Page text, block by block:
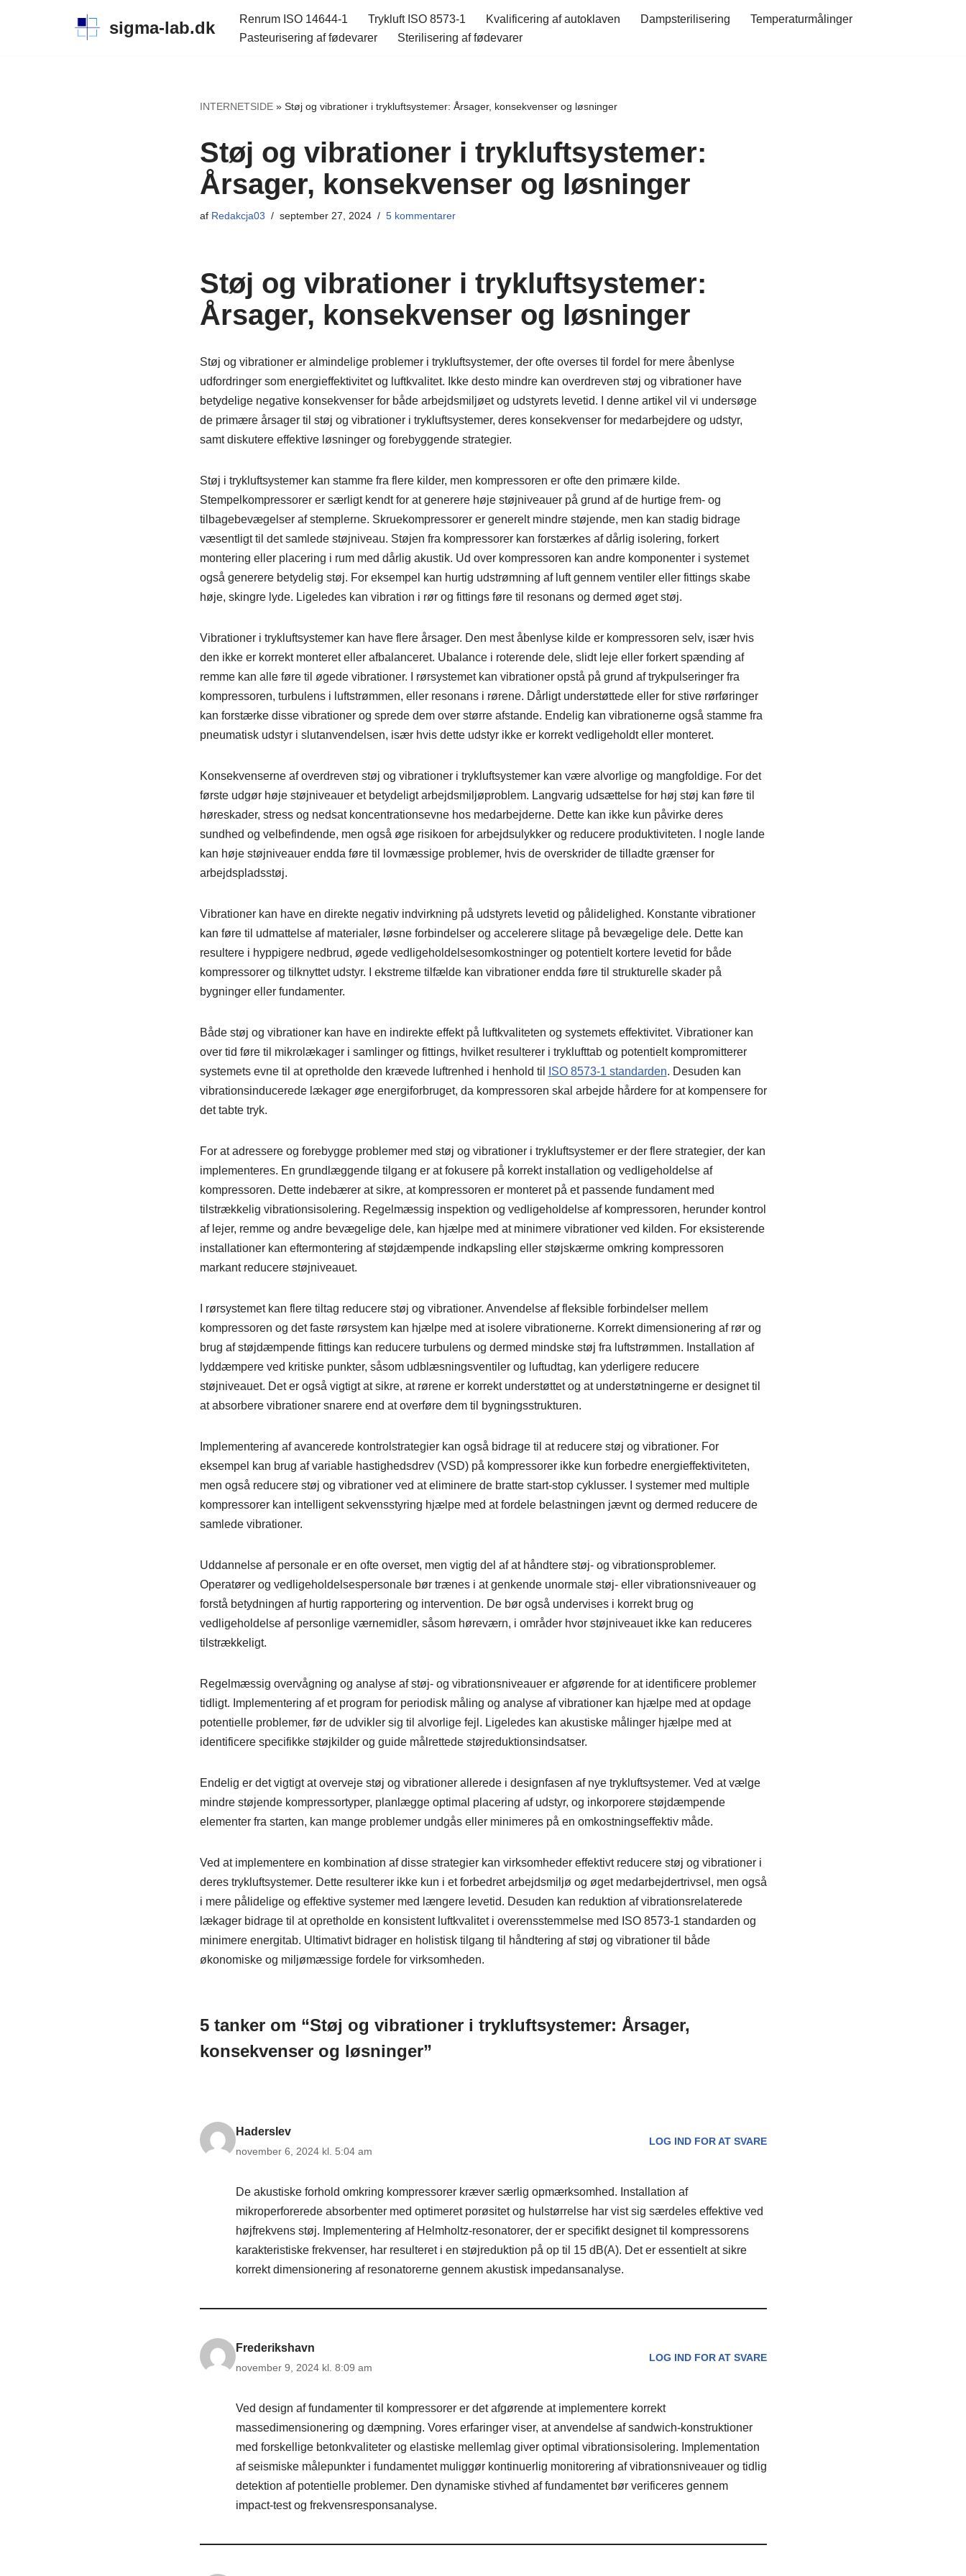
sigma-lab.dk Renrum ISO 14644-1 Trykluft ISO 8573-1 Kvalificering af autoklaven Dampsterilisering
Temperaturmålinger
Pasteurisering af fødevarer
Sterilisering af fødevarer
INTERNETSIDE» Støj og vibrationer i trykluftsystemer: Årsager, konsekvenser og løsninger
Støj og vibrationer i trykluftsystemer:
Årsager, konsekvenser og løsninger
af Redakcja03 september 27, 2024 5 kommentarer
Støj og vibrationer i trykluftsystemer:
Årsager, konsekvenser og løsninger
Støj og vibrationer er almindelige problemer i trykluftsystemer, der ofte overses til fordel for mere åbenlyse
udfordringer som energieffektivitet og luftkvalitet. Ikke desto mindre kan overdreven støj og vibrationer have
betydelige negative konsekvenser for både arbejdsmiljøet og udstyrets levetid. I denne artikel vil vi undersøge
de primære årsager til støj og vibrationer i trykluftsystemer, deres konsekvenser for medarbejdere og udstyr,
samt diskutere effektive løsninger og forebyggende strategier.
Støj i trykluftsystemer kan stamme fra flere kilder, men kompressoren er ofte den primære kilde.
Stempelkompressorer er særligt kendt for at generere høje støjniveauer på grund af de hurtige frem- og
tilbagebevægelser af stemplerne. Skruekompressorer er generelt mindre støjende, men kan stadig bidrage
væsentligt til det samlede støjniveau. Støjen fra kompressorer kan forstærkes af dårlig isolering, forkert
montering eller placering i rum med dårlig akustik. Ud over kompressoren kan andre komponenter i systemet
også generere betydelig støj. For eksempel kan hurtig udstrømning af luft gennem ventiler eller fittings skabe
høje, skingre lyde. Ligeledes kan vibration i rør og fittings føre til resonans og dermed øget støj.
Vibrationer i trykluftsystemer kan have flere årsager. Den mest åbenlyse kilde er kompressoren selv, især hvis
den ikke er korrekt monteret eller afbalanceret. Ubalance i roterende dele, slidt leje eller forkert spænding af
remme kan alle føre til øgede vibrationer. I rørsystemet kan vibrationer opstå på grund af trykpulseringer fra
kompressoren, turbulens i luftstrømmen, eller resonans i rørene. Dårligt understøttede eller for stive rørføringer
kan forstærke disse vibrationer og sprede dem over større afstande. Endelig kan vibrationerne også stamme fra
pneumatisk udstyr i slutanvendelsen, især hvis dette udstyr ikke er korrekt vedligeholdt eller monteret.
Konsekvenserne af overdreven støj og vibrationer i trykluftsystemer kan være alvorlige og mangfoldige. For det
første udgør høje støjniveauer et betydeligt arbejdsmiljøproblem. Langvarig udsættelse for høj støj kan føre til
høreskader, stress og nedsat koncentrationsevne hos medarbejderne. Dette kan ikke kun påvirke deres
sundhed og velbefindende, men også øge risikoen for arbejdsulykker og reducere produktiviteten. I nogle lande
kan høje støjniveauer endda føre til lovmæssige problemer, hvis de overskrider de tilladte grænser for
arbejdspladsstøj.
Vibrationer kan have en direkte negativ indvirkning på udstyrets levetid og pålidelighed. Konstante vibrationer
kan føre til udmattelse af materialer, løsne forbindelser og accelerere slitage på bevægelige dele. Dette kan
resultere i hyppigere nedbrud, øgede vedligeholdelsesomkostninger og potentielt kortere levetid for både
kompressorer og tilknyttet udstyr. I ekstreme tilfælde kan vibrationer endda føre til strukturelle skader på
bygninger eller fundamenter.
Både støj og vibrationer kan have en indirekte effekt på luftkvaliteten og systemets effektivitet. Vibrationer kan
over tid føre til mikrolækager i samlinger og fittings, hvilket resulterer i tryklufttab og potentielt kompromitterer
systemets evne til at opretholde den krævede luftrenhed i henhold til
ISO 8573-1 standarden. Desuden kan
vibrationsinducerede lækager øge energiforbruget, da kompressoren skal arbejde hårdere for at kompensere for
det tabte tryk.
For at adressere og forebygge problemer med støj og vibrationer i trykluftsystemer er der flere strategier, der kan
implementeres. En grundlæggende tilgang er at fokusere på korrekt installation og vedligeholdelse af
kompressoren. Dette indebærer at sikre, at kompressoren er monteret på et passende fundament med
tilstrækkelig vibrationsisolering. Regelmæssig inspektion og vedligeholdelse af kompressoren, herunder kontrol
af lejer, remme og andre bevægelige dele, kan hjælpe med at minimere vibrationer ved kilden. For eksisterende
installationer kan eftermontering af støjdæmpende indkapsling eller støjskærme omkring kompressoren
markant reducere støjniveauet.
I rørsystemet kan flere tiltag reducere støj og vibrationer. Anvendelse af fleksible forbindelser mellem
kompressoren og det faste rørsystem kan hjælpe med at isolere vibrationerne. Korrekt dimensionering af rør og
brug af støjdæmpende fittings kan reducere turbulens og dermed mindske støj fra luftstrømmen. Installation af
lyddæmpere ved kritiske punkter, såsom udblæsningsventiler og luftudtag, kan yderligere reducere
støjniveauet. Det er også vigtigt at sikre, at rørene er korrekt understøttet og at understøtningerne er designet til
at absorbere vibrationer snarere end at overføre dem til bygningsstrukturen.
Implementering af avancerede kontrolstrategier kan også bidrage til at reducere støj og vibrationer. For
eksempel kan brug af variable hastighedsdrev (VSD) på kompressorer ikke kun forbedre energieffektiviteten,
men også reducere støj og vibrationer ved at eliminere de bratte start-stop cyklusser. I systemer med multiple
kompressorer kan intelligent sekvensstyring hjælpe med at fordele belastningen jævnt og dermed reducere de
samlede vibrationer.
Uddannelse af personale er en ofte overset, men vigtig del af at håndtere støj- og vibrationsproblemer.
Operatører og vedligeholdelsespersonale bør trænes i at genkende unormale støj- eller vibrationsniveauer og
forstå betydningen af hurtig rapportering og intervention. De bør også undervises i korrekt brug og
vedligeholdelse af personlige værnemidler, såsom høreværn, i områder hvor støjniveauet ikke kan reduceres
tilstrækkeligt.
Regelmæssig overvågning og analyse af støj- og vibrationsniveauer er afgørende for at identificere problemer
tidligt. Implementering af et program for periodisk måling og analyse af vibrationer kan hjælpe med at opdage
potentielle problemer, før de udvikler sig til alvorlige fejl. Ligeledes kan akustiske målinger hjælpe med at
identificere specifikke støjkilder og guide målrettede støjreduktionsindsatser.
Endelig er det vigtigt at overveje støj og vibrationer allerede i designfasen af nye trykluftsystemer. Ved at vælge
mindre støjende kompressortyper, planlægge optimal placering af udstyr, og inkorporere støjdæmpende
elementer fra starten, kan mange problemer undgås eller minimeres på en omkostningseffektiv måde.
Ved at implementere en kombination af disse strategier kan virksomheder effektivt reducere støj og vibrationer i
deres trykluftsystemer. Dette resulterer ikke kun i et forbedret arbejdsmiljø og øget medarbejdertrivsel, men også
i mere pålidelige og effektive systemer med længere levetid. Desuden kan reduktion af vibrationsrelaterede
lækager bidrage til at opretholde en konsistent luftkvalitet i overensstemmelse med ISO 8573-1 standarden og
minimere energitab. Ultimativt bidrager en holistisk tilgang til håndtering af støj og vibrationer til både
økonomiske og miljømæssige fordele for virksomheden.
5 tanker om “Støj og vibrationer i trykluftsystemer: Årsager,
konsekvenser og løsninger”
Haderslev
november 6, 2024 kl. 5:04 am
LOG IND FOR AT SVARE
De akustiske forhold omkring kompressorer kræver særlig opmærksomhed. Installation af
mikroperforerede absorbenter med optimeret porøsitet og hulstørrelse har vist sig særdeles effektive ved
højfrekvens støj. Implementering af Helmholtz-resonatorer, der er specifikt designet til kompressorens
karakteristiske frekvenser, har resulteret i en støjreduktion på op til 15 dB(A). Det er essentielt at sikre
korrekt dimensionering af resonatorerne gennem akustisk impedansanalyse.
Frederikshavn
november 9, 2024 kl. 8:09 am
LOG IND FOR AT SVARE
Ved design af fundamenter til kompressorer er det afgørende at implementere korrekt
massedimensionering og dæmpning. Vores erfaringer viser, at anvendelse af sandwich-konstruktioner
med forskellige betonkvaliteter og elastiske mellemlag giver optimal vibrationsisolering. Implementation
af seismiske målepunkter i fundamentet muliggør kontinuerlig monitorering af vibrationsniveauer og tidlig
detektion af potentielle problemer. Den dynamiske stivhed af fundamentet bør verificeres gennem
impact-test og frekvensresponsanalyse.